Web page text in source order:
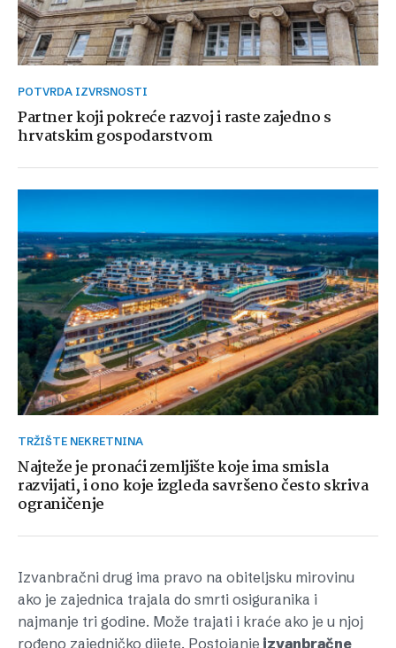
POTVRDA IZVRSNOSTI
Partner koji pokreće razvoj i raste zajedno s
hrvatskim gospodarstvom
TRŽIŠTE NEKRETNINA
Najteže je pronaći zemljište koje ima smisla
razvijati, i ono koje izgleda savršeno često skriva
ograničenje
Izvanbračni drug ima pravo na obiteljsku mirovinu
ako je zajednica trajala do smrti osiguranika i
najmanje tri godine. Može trajati i kraće ako je u njoj
rođeno zajedničko dijete. Postojanje izvanbračne